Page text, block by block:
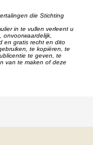
die Stichting
in te vullen verleent u
en gratis recht en dito
te kopiëren, te
te geven, te
van te maken of deze